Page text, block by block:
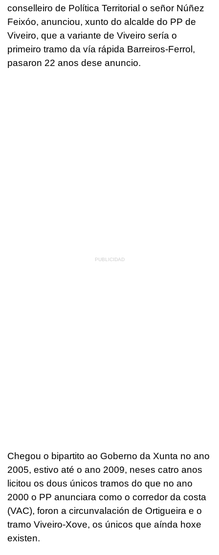
conselleiro de Política Territorial o señor Núñez
Feixóo, anunciou, xunto do alcalde do PP de
Viveiro, que a variante de Viveiro sería o
primeiro tramo da vía rápida Barreiros-Ferrol,
pasaron 22 anos dese anuncio.
Chegou o bipartito ao Goberno da Xunta no ano
2005, estivo até o ano 2009, neses catro anos
licitou os dous únicos tramos do que no ano
2000 o PP anunciara como o corredor da costa
(VAC), foron a circunvalación de Ortigueira e o
tramo Viveiro-Xove, os únicos que aínda hoxe
existen.